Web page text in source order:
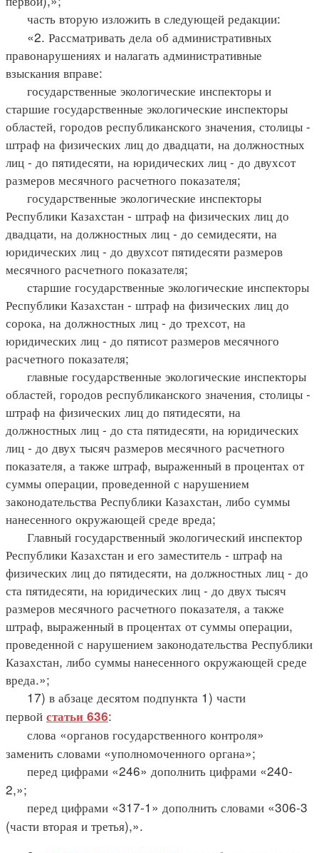
часть вторую изложить в следующей редакции:
«2. Рассматривать дела об административных
правонарушениях и налагать административные
взыскания вправе:
государственные экологические инспекторы и
старшие государственные экологические инспекторы
областей, городов республиканского значения, столицы -
штраф на физических лиц до двадцати, на должностных
лиц - до пятидесяти, на юридических лиц - до двухсот
размеров месячного расчетного показателя;
государственные экологические инспекторы
Республики Казахстан - штраф на физических лиц до
двадцати, на должностных лиц - до семидесяти, на
юридических лиц - до двухсот пятидесяти размеров
месячного расчетного показателя;
старшие государственные экологические инспекторы
Республики Казахстан - штраф на физических лиц до
сорока, на должностных лиц - до трехсот, на
юридических лиц - до пятисот размеров месячного
расчетного показателя;
главные государственные экологические инспекторы
областей, городов республиканского значения, столицы -
штраф на физических лиц до пятидесяти, на
должностных лиц - до ста пятидесяти, на юридических
лиц - до двух тысяч размеров месячного расчетного
показателя, а также штраф, выраженный в процентах от
суммы операции, проведенной с нарушением
законодательства Республики Казахстан, либо суммы
нанесенного окружающей среде вреда;
Главный государственный экологический инспектор
Республики Казахстан и его заместитель - штраф на
физических лиц до пятидесяти, на должностных лиц - до
ста пятидесяти, на юридических лиц - до двух тысяч
размеров месячного расчетного показателя, а также
штраф, выраженный в процентах от суммы операции,
проведенной с нарушением законодательства Республики
Казахстан, либо суммы нанесенного окружающей среде
вреда.»;
17) в абзаце десятом подпункта 1) части
первой статьи 636:
слова «органов государственного контроля»
заменить словами «уполномоченного органа»;
перед цифрами «246» дополнить цифрами «240-
2,»;
перед цифрами «317-1» дополнить словами «306-3
(части вторая и третья),».